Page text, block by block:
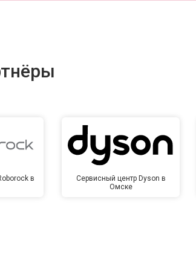
в
Сервисный центр Dyson в
Омске